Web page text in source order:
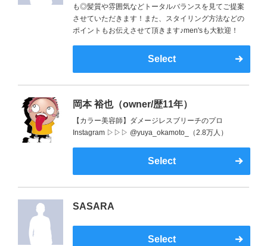
も◎髪質や雰囲気などトータルバランスを見てご提案
させていただきます！また、スタイリング方法などの
ポイントもお伝えさせて頂きます♪men'sも大歓迎！
Select
岡本 裕也（owner/歴11年）
【カラー美容師】ダメージレスブリーチのプロ
Instagram ▷▷▷ @yuya_okamoto_（2.8万人）
Select
SASARA
Select